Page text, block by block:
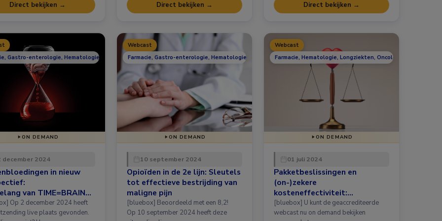
Direct bekijken →
Direct bekijken →
Direct bekijken →
Gastro-enterologie, Hematologie, Neurologie
ON DEMAND
december 2024
in nieuw
van TIME=BRAIN
couperen van
heeft
live plaats gevonden.
Webcast
Farmacie, Gastro-enterologie, Hematologie, Longziekten, Oncologie, Urologie
ON DEMAND
10 september 2024
Opioïden in de 2e lijn: Sleutels
tot effectieve bestrijding van
maligne pijn
[bluebox] Beoordeeld met een 8,2!
Op 10 september 2024 heeft deze
Webcast
Farmacie, Hematologie, Longziekten, Oncologie
ON DEMAND
01 juli 2024
Pakketbeslissingen en
(on-)zekere
kosteneffectiviteit:
Willingness to Pay voor
geneesmiddelen
[bluebox] U kunt de geaccrediteerde
webcast nu on demand bekijken